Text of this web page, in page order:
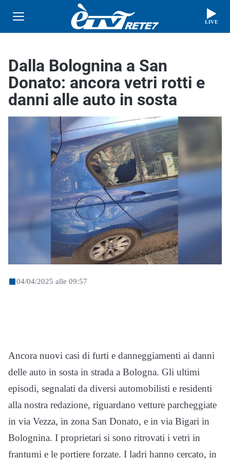
LIVE
Dalla Bolognina a San
Donato: ancora vetri rotti e
danni alle auto in sosta
04/04/2025 alle 09:57
Ancora nuovi casi di furti e danneggiamenti ai danni
delle auto in sosta in strada a Bologna. Gli ultimi
episodi, segnalati da diversi automobilisti e residenti
alla nostra redazione, riguardano vetture parcheggiate
in via Vezza, in zona San Donato, e in via Bigari in
Bolognina. I proprietari si sono ritrovati i vetri in
frantumi e le portiere forzate. I ladri hanno cercato, in